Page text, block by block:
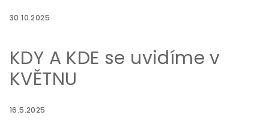
30.10.2025
KDY A KDE se uvidíme v
KVĚTNU
16.5.2025